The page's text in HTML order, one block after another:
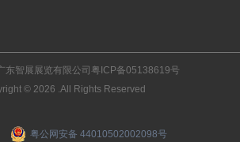
东智展展览有限公司粤ICP备05138619号
© 2026 .All Rights Reserved
粤公网安备 44010502002098号